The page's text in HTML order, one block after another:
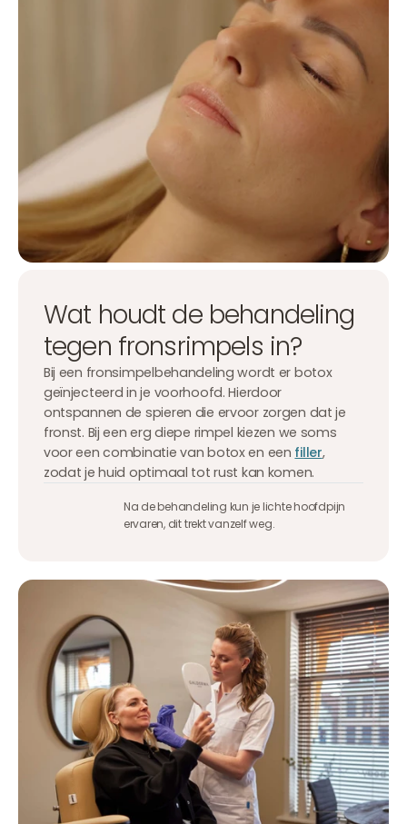
Wat houdt de behandeling
tegen fronsrimpels in?
Bij een fronsimpelbehandeling wordt er botox
geïnjecteerd in je voorhoofd. Hierdoor
ontspannen de spieren die ervoor zorgen dat je
fronst. Bij een erg diepe rimpel kiezen we soms
voor een combinatie van botox en een filler,
zodat je huid optimaal tot rust kan komen.
Na de behandeling kun je lichte hoofdpijn
ervaren, dit trekt vanzelf weg.